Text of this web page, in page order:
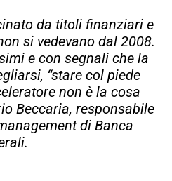
da titoli finanziari e
si vedevano dal 2008.
e con segnali che la
“stare col piede
non è la cosa
Beccaria, responsabile
di Banca